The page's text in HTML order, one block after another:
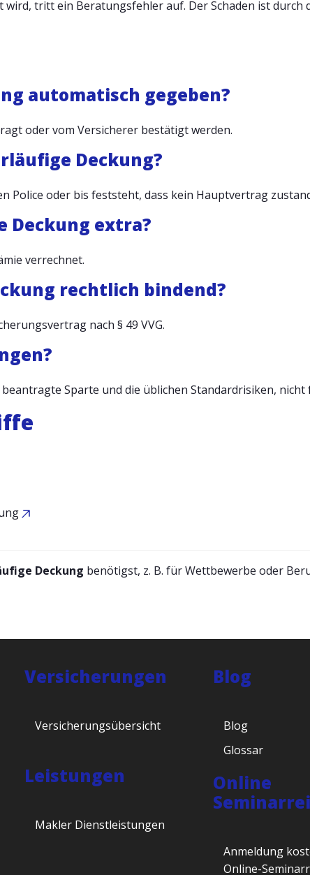
wird, tritt ein Beratungsfehler auf. Der Schaden ist durch
automatisch gegeben?
oder vom Versicherer bestätigt werden.
Deckung?
Police oder bis feststeht, dass kein Hauptvertrag
Deckung extra?
verrechnet.
rechtlich bindend?
nach § 49 VVG.
Sparte und die üblichen Standardrisiken,
Deckung benötigst, z. B. für Wettbewerbe oder
Versicherungen
Versicherungsübersicht
Leistungen
Makler Dienstleistungen
Blog
Blog
Glossar
Online
Anmeldung
Online-